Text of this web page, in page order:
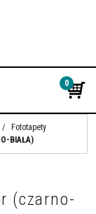
0
/
Fototapety
BIAŁA)
(czarno-